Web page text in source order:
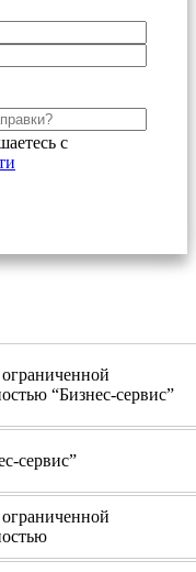
с
“Бизнес-сервис”
сервис”